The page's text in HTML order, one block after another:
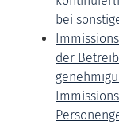
bei
der